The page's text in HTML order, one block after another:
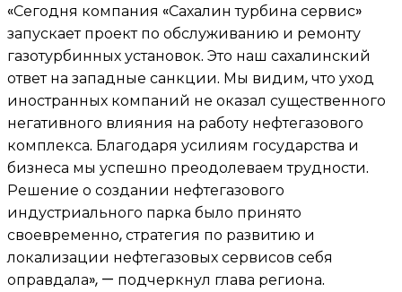
«Сегодня компания «Сахалин турбина сервис»
запускает проект по обслуживанию и ремонту
газотурбинных установок. Это наш сахалинский
ответ на западные санкции. Мы видим, что уход
иностранных компаний не оказал существенного
негативного влияния на работу нефтегазового
комплекса. Благодаря усилиям государства и
бизнеса мы успешно преодолеваем трудности.
Решение о создании нефтегазового
индустриального парка было принято
своевременно, стратегия по развитию и
локализации нефтегазовых сервисов себя
оправдала», — подчеркнул глава региона.